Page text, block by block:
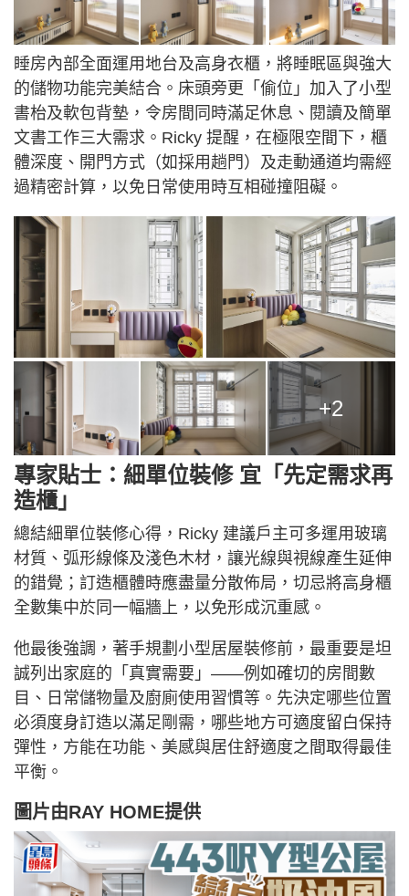
睡房內部全面運用地台及高身衣櫃，將睡眠區與強大
的儲物功能完美結合。床頭旁更「偷位」加入了小型
書枱及軟包背墊，令房間同時滿足休息、閱讀及簡單
文書工作三大需求。Ricky 提醒，在極限空間下，櫃
體深度、開門方式（如採用趟門）及走動通道均需經
過精密計算，以免日常使用時互相碰撞阻礙。
+2
專家貼士：細單位裝修 宜「先定需求再
造櫃」
總結細單位裝修心得，Ricky 建議戶主可多運用玻璃
材質、弧形線條及淺色木材，讓光線與視線產生延伸
的錯覺；訂造櫃體時應盡量分散佈局，切忌將高身櫃
全數集中於同一幅牆上，以免形成沉重感。
他最後強調，著手規劃小型居屋裝修前，最重要是坦
誠列出家庭的「真實需要」——例如確切的房間數
目、日常儲物量及廚廁使用習慣等。先決定哪些位置
必須度身訂造以滿足剛需，哪些地方可適度留白保持
彈性，方能在功能、美感與居住舒適度之間取得最佳
平衡。
圖片由RAY HOME提供